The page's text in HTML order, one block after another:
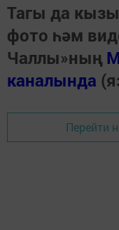
Тагы да
фото һәм
Чаллы»ның
каналында
Перейти